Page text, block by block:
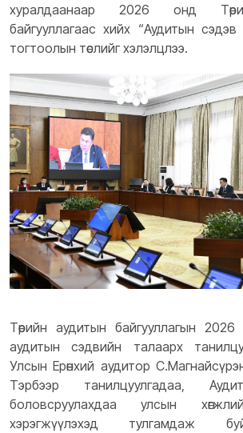
хуралдаанаар 2026 онд
байгууллагаас хийх “Аудитын сэдэв
тогтоолын төслийг хэлэлцлээ.
Төрийн аудитын байгууллагын 2026
аудитын сэдвийн талаарх
Улсын Ерөнхий аудитор
Тэрбээр танилцуулгадаа,
боловсруулахдаа улсын
хэрэгжүүлэхэд тулгамдаж